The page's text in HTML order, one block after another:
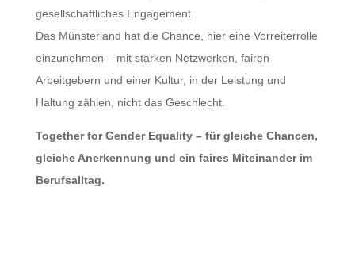
gesellschaftliches Engagement.
Das Münsterland hat die Chance, hier eine Vorreiterrolle
einzunehmen – mit starken Netzwerken, fairen
Arbeitgebern und einer Kultur, in der Leistung und
Haltung zählen, nicht das Geschlecht.
Together for Gender Equality – für gleiche Chancen,
gleiche Anerkennung und ein faires Miteinander im
Berufsalltag.